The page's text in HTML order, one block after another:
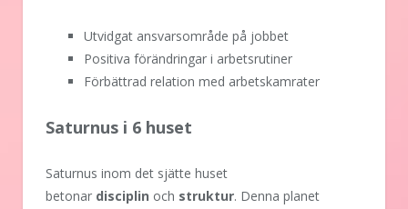
Utvidgat ansvarsområde på jobbet
Positiva förändringar i arbetsrutiner
Förbättrad relation med arbetskamrater
Saturnus i 6 huset
Saturnus inom det sjätte huset
betonar disciplin och struktur. Denna planet